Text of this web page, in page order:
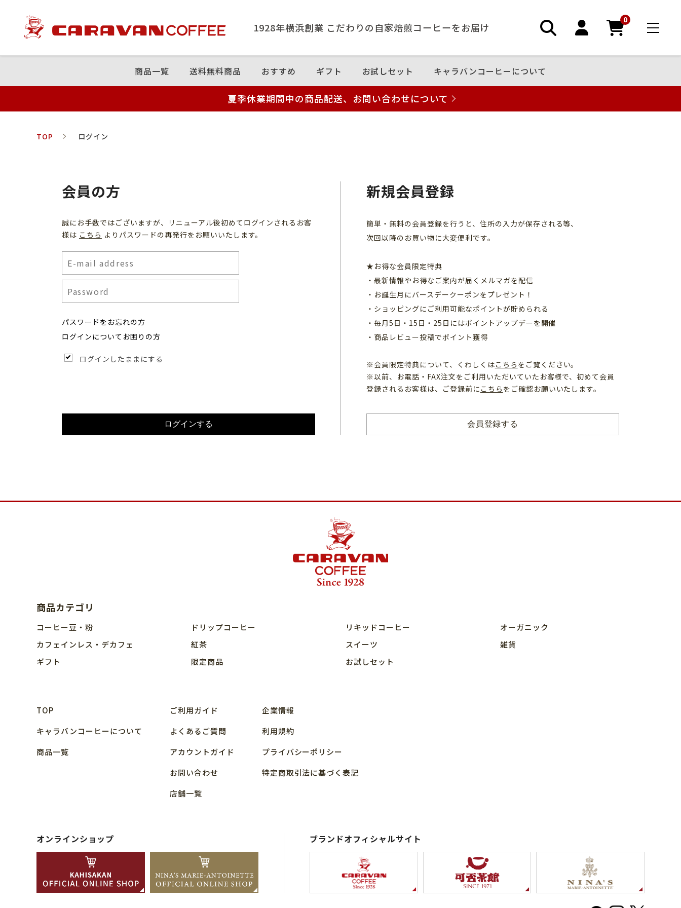
1928年横浜創業 こだわりの⾃家焙煎コーヒーをお届け
0
商品⼀覧 送料無料商品 おすすめ ギフト お試しセット キャラバンコーヒーについて
夏季休業期間中の商品配送、お問い合わせについて
TOP ログイン
会員の方
誠にお手数ではございますが、リニューアル後初めてログインされるお客
様は こちら よりパスワードの再発行をお願いいたします。
パスワードをお忘れの方
ログインについてお困りの方
ログインしたままにする
ログインする
新規会員登録
簡単・無料の会員登録を行うと、住所の入力が保存される等、
次回以降のお買い物に大変便利です。
★お得な会員限定特典
・最新情報やお得なご案内が届くメルマガを配信
・お誕生月にバースデークーポンをプレゼント！
・ショッピングにご利用可能なポイントが貯められる
・毎月5日・15日・25日にはポイントアップデーを開催
・商品レビュー投稿でポイント獲得
※会員限定特典について、くわしくはこちら をご覧ください。
※以前、お電話・FAX注文をご利用いただいていたお客様で、初めて会員
登録されるお客様は、ご登録前に こちら をご確認お願いいたします。
会員登録する
商品カテゴリ
コーヒー豆・粉 ドリップコーヒー リキッドコーヒー
オーガニック
カフェインレス・デカフェ
紅茶 スイーツ
雑貨
ギフト
限定商品 お試しセット
TOP
キャラバンコーヒーについて
商品⼀覧
ご利用ガイド
よくあるご質問
アカウントガイド
お問い合わせ
店舗⼀覧
企業情報
利用規約
プライバシーポリシー
特定商取引法に基づく表記
オンラインショップ ブランドオフィシャルサイト